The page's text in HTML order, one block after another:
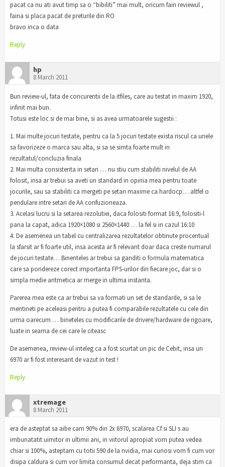
pacat ca nu ati avut timp sa o “bibiliti” mai mult, oricum fain reviewul ,
faina si placa pacat de preturile din RO
bravo inca o data
Reply
hp
8 March 2011
Bun review-ul, fata de concurentii de la itfiles, care au testat in maxim 1920,
infinit mai bun.
Totusi este loc si de mai bine, si as avea urmatoarele sugestii :
1. Mai multe jocuri testate, pentru ca la 5 jocuri testate exista riscul ca unele
sa favorizeze o marca sau alta, si sa se simta foarte mult in
rezultatul/concluzia finala
2. Mai multa consistenta in setari … nu stiu cum stabiliti nivelul de AA
folosit, insa ar trebui sa aveti un standard in opinia mea pentru toate
jocurile, sau sa stabiliti ca mergeti pe setari maxime ca hardocp… altfel o
pendulare intre setari de AA confuzioneaza.
3. Acelasi lucru si la setarea rezolutiei, daca folositi format 16:9, folositi-l
pana la capat, adica 1920×1080 si 2560×1440 … la fel si in cazul 16:10
4. De asemenea un tabel cu centralizarea rezultatelor obtinute procentual
la sfarsit ar fi foarte util, insa acesta ar fi relevant doar daca creste numarul
de jocuri testate… Binenteles ar trebui sa ganditi o formula matematica
care sa pondereze corect importanta FPS-urilor din fiecare joc, dar si o
simpla medie aritmetica ar merge in ultima instanta.
Parerea mea este ca ar trebui sa va formati un set de standarde, si sa le
mentineti pe aceleasi pentru a putea fi comparabile rezultatele cu cele din
urma oarecum … bineteles cu modificarile de drivere/hardware de rigoare,
luate in seama de cei care le citeasc
De asemenea, review-ul inteleg ca a fost scurtat un pic de Cebit, insa un
6970 ar fi fost interesant de vazut in test !
Reply
xtremage
8 March 2011
era de asteptat sa aibe cam 90% din 2x 6970, scalarea Cf si SLI s au
imbunatatit uimitor in ultimii ani, in viitorul apropiat vom putea vedea
chiar si 100%, asteptam cu totii 590 de la nvidia, mai curiosi vom fi cum vor
disipa caldura si cum vor limita consumul decat performanta, deja stim ca